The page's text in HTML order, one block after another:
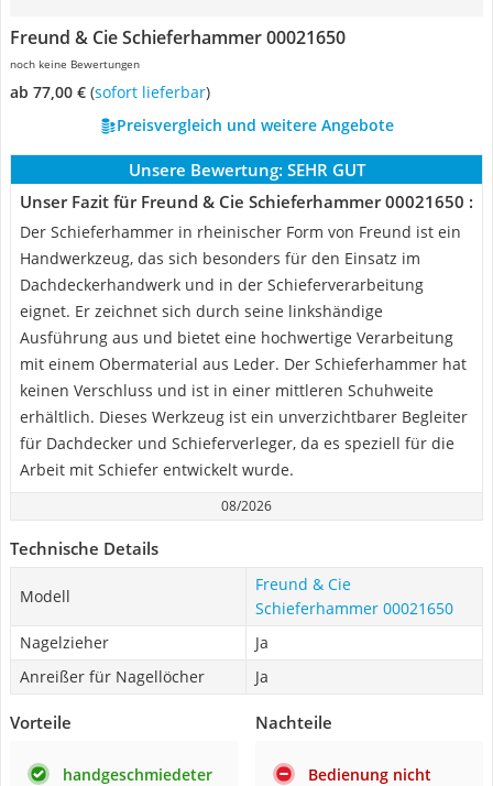
Freund & Cie Schieferhammer 00021650
noch keine Bewertungen
ab 77,00 € ( Sofort lieferbar)
Preisvergleich und weitere Angebote
Unsere Bewertung: SEHR GUT
Unser Fazit für Freund & Cie Schieferhammer 00021650 :
Der Schieferhammer in rheinischer Form von Freund ist ein
Handwerkzeug, das sich besonders für den Einsatz im
Dachdeckerhandwerk und in der Schieferverarbeitung
eignet. Er zeichnet sich durch seine linkshändige
Ausführung aus und bietet eine hochwertige Verarbeitung
mit einem Obermaterial aus Leder. Der Schieferhammer hat
keinen Verschluss und ist in einer mittleren Schuhweite
erhältlich. Dieses Werkzeug ist ein unverzichtbarer Begleiter
für Dachdecker und Schieferverleger, da es speziell für die
Arbeit mit Schiefer entwickelt wurde.
08/2026
Technische Details
Modell
Freund & Cie
Schieferhammer 00021650
Nagelzieher
Ja
Anreißer für Nagellöcher
Ja
Vorteile
handgeschmiedeter
Nachteile
Bedienung nicht